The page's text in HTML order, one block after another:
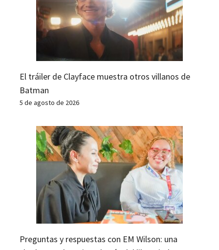
El tráiler de Clayface muestra otros villanos de
Batman
5 de agosto de 2026
Preguntas y respuestas con EM Wilson: una